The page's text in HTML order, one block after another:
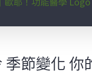
季節變化 你